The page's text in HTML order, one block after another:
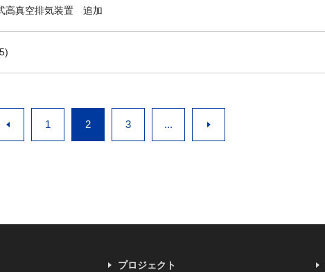
真空排気装置 追加
1 2 3 ...
プロジェクト